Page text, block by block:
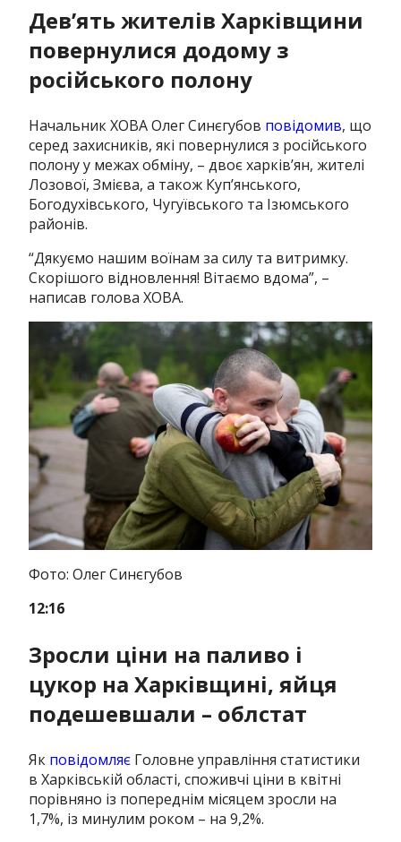
Дев’ять жителів Харківщини
повернулися додому з
російського полону
Начальник ХОВА Олег Синєгубов повідомив, що
серед захисників, які повернулися з російського
полону у межах обміну, – двоє харків’ян, жителі
Лозової, Змієва, а також Куп’янського,
Богодухівського, Чугуївського та Ізюмського
районів.
“Дякуємо нашим воїнам за силу та витримку.
Скорішого відновлення! Вітаємо вдома”, –
написав голова ХОВА.
Фото: Олег Синєгубов
12:16
Зросли ціни на паливо і
цукор на Харківщині, яйця
подешевшали – облстат
Як повідомляє Головне управління статистики
в Харківській області, споживчі ціни в квітні
порівняно із попереднім місяцем зросли на
1,7%, із минулим роком – на 9,2%.